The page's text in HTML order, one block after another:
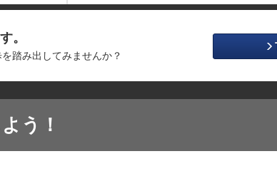
。
踏み出してみませんか？
う！